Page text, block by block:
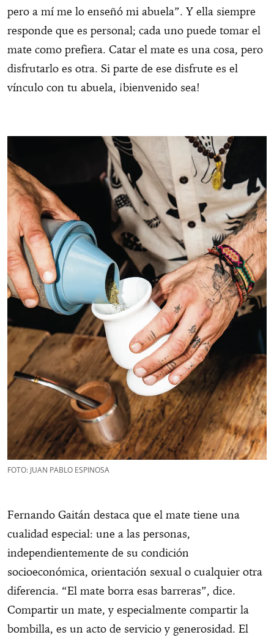
pero a mí me lo enseñó mi abuela”. Y ella siempre
responde que es personal; cada uno puede tomar el
mate como prefiera. Catar el mate es una cosa, pero
disfrutarlo es otra. Si parte de ese disfrute es el
vínculo con tu abuela, ¡bienvenido sea!
FOTO: JUAN PABLO ESPINOSA
Fernando Gaitán destaca que el mate tiene una
cualidad especial: une a las personas,
independientemente de su condición
socioeconómica, orientación sexual o cualquier otra
diferencia. “El mate borra esas barreras”, dice.
Compartir un mate, y especialmente compartir la
bombilla, es un acto de servicio y generosidad. El